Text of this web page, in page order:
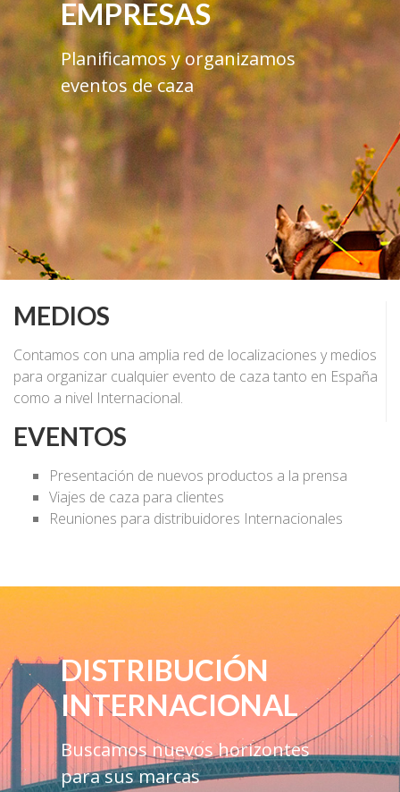
EMPRESAS
Planificamos y organizamos
eventos de caza
MEDIOS
Contamos con una amplia red de localizaciones y medios
para organizar cualquier evento de caza tanto en España
como a nivel Internacional.
EVENTOS
Presentación de nuevos productos a la prensa
Viajes de caza para clientes
Reuniones para distribuidores Internacionales
DISTRIBUCIÓN
INTERNACIONAL
Buscamos nuevos horizontes
para sus marcas